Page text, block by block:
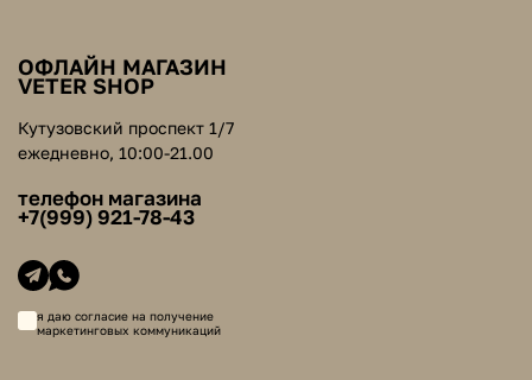
ОФЛАЙН МАГАЗИН
VETER SHOP
Кутузовский проспект 1/7
ежедневно, 10:00-21.00
телефон магазина
+7(999) 921-78-43
я даю согласие на получение
маркетинговых коммуникаций